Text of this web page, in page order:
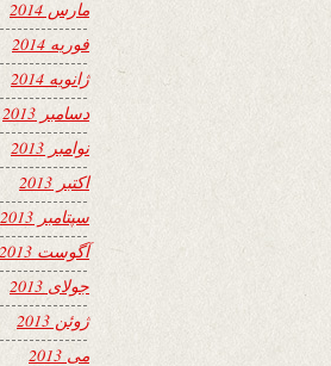
مارس 2014
فوریه 2014
ژانویه 2014
دسامبر 2013
نوامبر 2013
اکتبر 2013
سپتامبر 2013
آگوست 2013
جولای 2013
ژوئن 2013
می 2013